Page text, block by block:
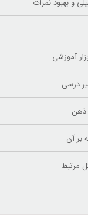
و بهبود نمرات
درسی
ذهن
بر آن
مرتبط